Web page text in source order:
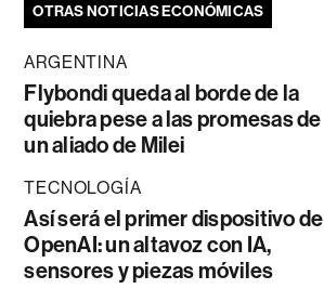
OTRAS NOTICIAS ECONÓMICAS
ARGENTINA
Flybondi queda al borde de la
quiebra pese a las promesas de
un aliado de Milei
TECNOLOGÍA
Así será el primer dispositivo de
OpenAI: un altavoz con IA,
sensores y piezas móviles